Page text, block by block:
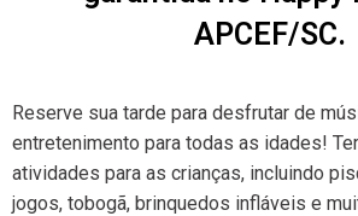
APCEF/SC.
Reserve sua tarde para desfrutar de
entretenimento para todas as idades!
atividades para as crianças, incluindo
jogos, tobogã, brinquedos infláveis e